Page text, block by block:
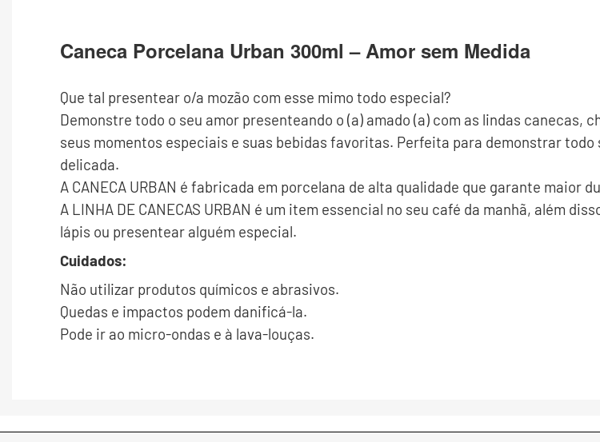
Caneca Porcelana Urban 300ml – Amor sem Medida
Que tal presentear o/a mozão com esse mimo todo especial?
Demonstre todo o seu amor presenteando o (a) amado (a) com as lindas canecas,
seus momentos especiais e suas bebidas favoritas. Perfeita para demonstrar
delicada.
A CANECA URBAN é fabricada em porcelana de alta qualidade que garante maior
A LINHA DE CANECAS URBAN é um item essencial no seu café da manhã, além
lápis ou presentear alguém especial.
Cuidados:
Não utilizar produtos químicos e abrasivos.
Quedas e impactos podem danificá-la.
Pode ir ao micro-ondas e à lava-louças.